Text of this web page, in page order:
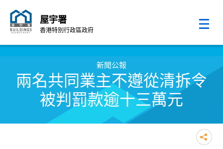
屋宇署
香港特別行政區政府
新聞公報
兩名共同業主不遵從清拆令
被判罰款逾十三萬元